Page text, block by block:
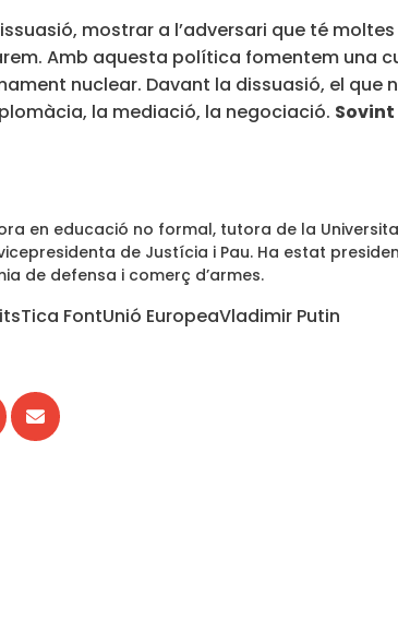
mostrar a l’adversari que té
Amb aquesta política fomentem una
nuclear. Davant la dissuasió, el
la mediació, la negociació.
en educació no formal, tutora de la
de Justícia i Pau. Ha estat
de defensa i comerç d’armes.
Tica FontUnió EuropeaVladimir Putin